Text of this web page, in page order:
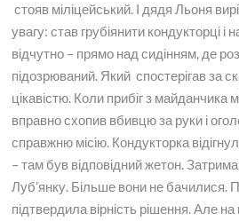
стояв міліцейський. І дядя Льоня
увагу: став грубіянити кондукторці і
відчутно – прямо над сидінням, де
підозрюваний. Який спостерігав за
цікавістю. Коли прибіг з майданчика
вправно схопив вбивцю за руки і
справжню місію. Кондукторка
– там був відповідний жетон.
Луб’янку. Більше вони не бачилися.
підтвердила вірність рішення. Але